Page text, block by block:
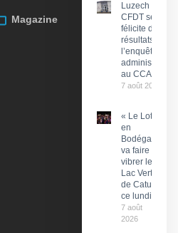
Magazine
Luzech : La
CFDT se
félicite des
résultats de
l’enquête
administrative
au CCAS
7 août 2026
« Le Lot
en
Bodéga »
va faire
vibrer le
Lac Vert
de Catus
ce lundi
7 août
2026